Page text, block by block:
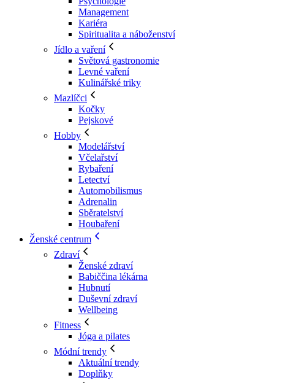
Management
Kariéra
Spiritualita a náboženství
Jídlo a vaření
Světová gastronomie
Levné vaření
Kulinářské triky
Mazlíčci
Kočky
Pejskové
Hobby
Modelářství
Včelařství
Rybaření
Letectví
Automobilismus
Adrenalin
Sběratelství
Houbaření
Ženské centrum
Zdraví
Ženské zdraví
Babiččina lékárna
Hubnutí
Duševní zdraví
Wellbeing
Fitness
Jóga a pilates
Módní trendy
Aktuální trendy
Doplňky